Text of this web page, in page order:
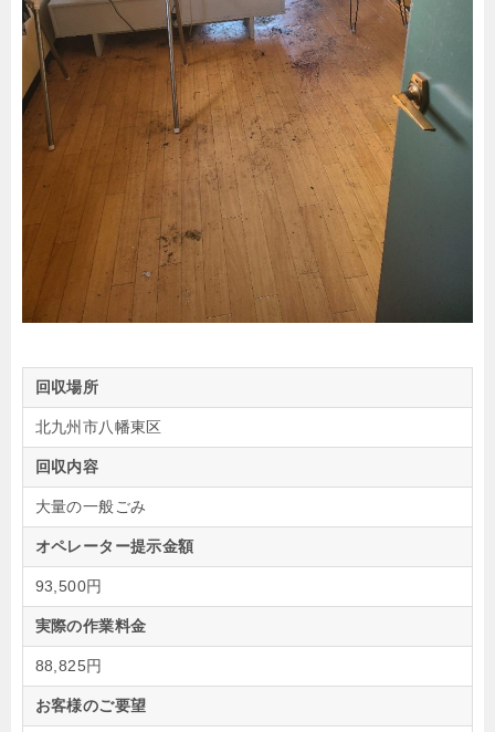
回収場所
北九州市八幡東区
回収内容
大量の一般ごみ
オペレーター提示金額
93,500円
実際の作業料金
88,825円
お客様のご要望